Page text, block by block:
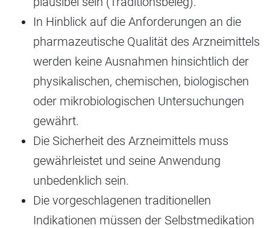
In Hinblick auf die Anforderungen an die
pharmazeutische Qualität des Arzneimittels
werden keine Ausnahmen hinsichtlich der
physikalischen, chemischen, biologischen
oder mikrobiologischen Untersuchungen
gewährt.
Die Sicherheit des Arzneimittels muss
gewährleistet und seine Anwendung
unbedenklich sein.
Die vorgeschlagenen traditionellen
Indikationen müssen der Selbstmedikation